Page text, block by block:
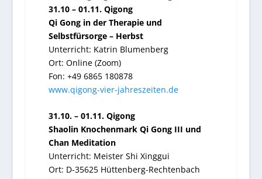
31.10 – 01.11. Qigong
Qi Gong in der Therapie und
Selbstfürsorge – Herbst
Unterricht: Katrin Blumenberg
Ort: Online (Zoom)
Fon: +49 6865 180878
www.qigong-vier-jahreszeiten.de
31.10. – 01.11. Qigong
Shaolin Knochenmark Qi Gong III und
Chan Meditation
Unterricht: Meister Shi Xinggui
Ort: D-35625 Hüttenberg-Rechtenbach